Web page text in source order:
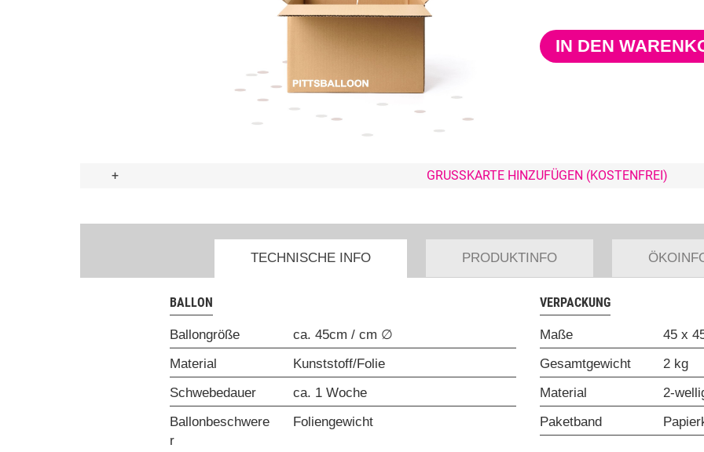
IN DEN
+ GRUSSKARTE HINZUFÜGEN (KOSTENFREI)
TECHNISCHE INFO PRODUKTINFO
BALLON
Ballongröße
ca. 45cm / cm ∅
Material
Kunststoff/Folie
Schwebedauer
ca. 1 Woche
Ballonbeschwere
r
Foliengewicht
VERPACKUNG
Maße
45 x
Gesamtgewicht
2 kg
Material
2-
Paketband